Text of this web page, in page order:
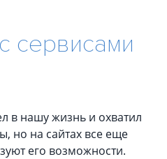
сервисами
в нашу жизнь и охватил
но на сайтах все еще
его возможности.